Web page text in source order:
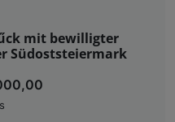
mit bewilligter
Südoststeiermark